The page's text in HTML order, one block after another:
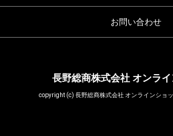
お問い合わせ
長野総商株式会社 オンラ
copyright (c) 長野総商株式会社 オンラインショ